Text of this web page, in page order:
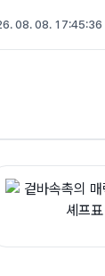
08. 08. 17:45:37